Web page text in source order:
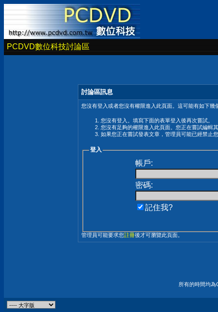
PCDVD數位科技討論區
討論區訊息
您沒有登入或者您沒有權限進入此頁面。這可能有如下幾
您沒有登入。填寫下面的表單登入後再次嘗試。
您沒有足夠的權限進入此頁面。您正在嘗試編輯
如果您正在嘗試發表文章，管理員可能已經禁止
登入
帳戶:
密碼:
記住我?
管理員可能要求您註冊後才可瀏覽此頁面。
所有的時間均為